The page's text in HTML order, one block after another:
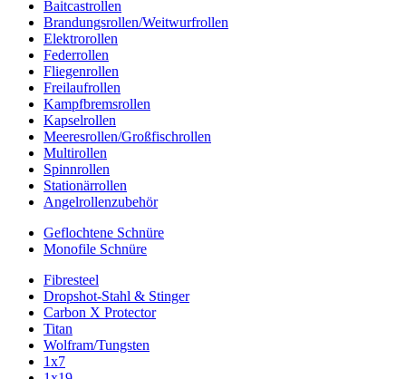
Baitcastrollen
Brandungsrollen/Weitwurfrollen
Elektrorollen
Federrollen
Fliegenrollen
Freilaufrollen
Kampfbremsrollen
Kapselrollen
Meeresrollen/Großfischrollen
Multirollen
Spinnrollen
Stationärrollen
Angelrollenzubehör
Geflochtene Schnüre
Monofile Schnüre
Fibresteel
Dropshot-Stahl & Stinger
Carbon X Protector
Titan
Wolfram/Tungsten
1x7